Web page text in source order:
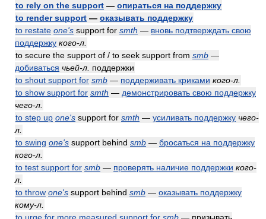
to rely on the support — опираться на поддержку
to render support — оказывать поддержку
to restate one's support for smth — вновь подтверждать свою
поддержку кого-л.
to secure the support of / to seek support from smb —
добиваться чьей-л. поддержки
to shout support for smb — поддерживать криками кого-л.
to show support for smth — демонстрировать свою поддержку
чего-л.
to step up one's support for smth — усиливать поддержку чего-
л.
to swing one's support behind smb — бросаться на поддержку
кого-л.
to test support for smb — проверять наличие поддержки кого-
л.
to throw one's support behind smb — оказывать поддержку
кому-л.